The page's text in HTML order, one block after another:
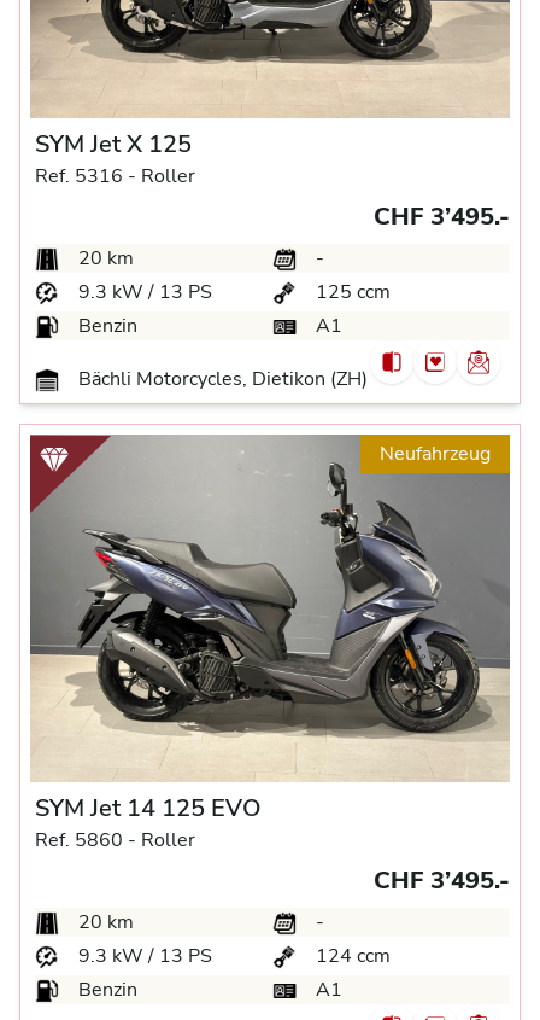
SYM Jet X 125
Ref. 5316 - Roller
CHF 3’495.-
20 km
-
9.3 kW / 13 PS
125 ccm
Benzin
A1
Bächli Motorcycles, Dietikon (ZH)
Neufahrzeug
SYM Jet 14 125 EVO
Ref. 5860 - Roller
CHF 3’495.-
20 km
-
9.3 kW / 13 PS
124 ccm
Benzin
A1